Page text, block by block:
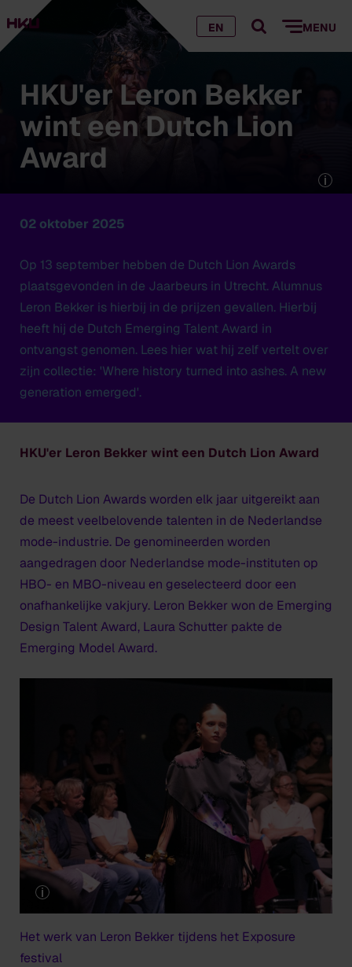
EN MENU
HKU'er Leron Bekker
wint een Dutch Lion
Award
02 oktober 2025
Op 13 september hebben de Dutch Lion Awards
plaatsgevonden in de Jaarbeurs in Utrecht. Alumnus
Leron Bekker is hierbij in de prijzen gevallen. Hierbij
heeft hij de Dutch Emerging Talent Award in
ontvangst genomen. Lees hier wat hij zelf vertelt over
zijn collectie: 'Where history turned into ashes. A new
generation emerged'.
HKU'er Leron Bekker wint een Dutch Lion Award
De Dutch Lion Awards worden elk jaar uitgereikt aan
de meest veelbelovende talenten in de Nederlandse
mode-industrie. De genomineerden worden
aangedragen door Nederlandse mode-instituten op
HBO- en MBO-niveau en geselecteerd door een
onafhankelijke vakjury. Leron Bekker won de Emerging
Design Talent Award, Laura Schutter pakte de
Emerging Model Award.
Het werk van Leron Bekker tijdens het Exposure
festival